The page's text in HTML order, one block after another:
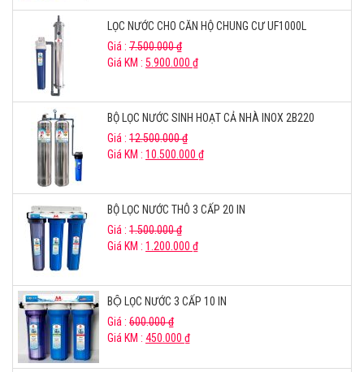
LỌC NƯỚC CHO CĂN HỘ CHUNG CƯ UF1000L
Giá : 7.500.000₫
Giá KM : 5.900.000 ₫
BỘ LỌC NƯỚC SINH HOẠT CẢ NHÀ INOX 2B220
Giá : 12.500.000₫
Giá KM : 10.500.000 ₫
BỘ LỌC NƯỚC THÔ 3 CẤP 20 IN
Giá : 1.500.000₫
Giá KM : 1.200.000 ₫
BỘ LỌC NƯỚC 3 CẤP 10 IN
Giá : 600.000₫
Giá KM : 450.000 ₫